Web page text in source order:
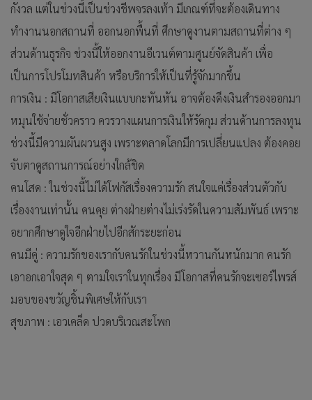
กังวล แต่ในช่วงนี้เป็นช่วงชีพจรลงเท้า มีเกณฑ์ที่จะต้องเดินทาง
ทำงานนอกสถานที่ ออกนอกพื้นที่ ศึกษาดูงานตามสถานที่ต่าง ๆ
ส่วนด้านธุรกิจ ช่วงนี้ให้ออกงานอีเวนต์ตามศูนย์จัดสินค้า เพื่อ
เป็นการโปรโมทสินค้า หรือบริการให้เป็นที่รู้จักมากขึ้น
การเงิน : มีโอกาสเสียเงินแบบกะทันหัน อาจต้องดึงเงินสำรองออกมา
หมุนใช้จ่ายชั่วคราว ควรวางแผนการเงินให้รัดกุม ส่วนด้านการลงทุน
ช่วงนี้มีความผันผวนสูง เพราะตลาดโลกมีการเปลี่ยนแปลง ต้องคอย
จับตาดูสถานการณ์อย่างใกล้ชิด
คนโสด : ในช่วงนี้ไม่ได้โฟกัสเรื่องความรัก สนใจแค่เรื่องส่วนตัวกับ
เรื่องงานเท่านั้น คนคุย ต่างฝ่ายต่างไม่เร่งรัดในความสัมพันธ์ เพราะ
อยากศึกษาดูใจอีกฝ่ายไปอีกสักระยะก่อน
คนมีคู่ : ความรักของเรากับคนรักในช่วงนี้หวานกันหนักมาก คนรัก
เอาอกเอาใจสุด ๆ ตามใจเราในทุกเรื่อง มีโอกาสที่คนรักจะเซอร์ไพรส์
มอบของขวัญชิ้นพิเศษให้กับเรา
สุขภาพ : เอวเคล็ด ปวดบริเวณสะโพก